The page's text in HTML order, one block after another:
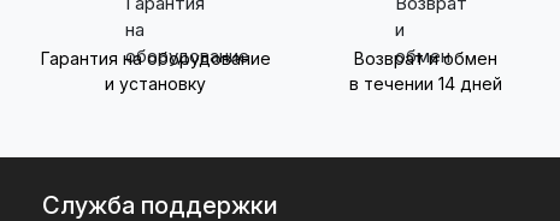
Гарантия на оборудование
и установку
Возврат и обмен
в течении 14 дней
Служба поддержки